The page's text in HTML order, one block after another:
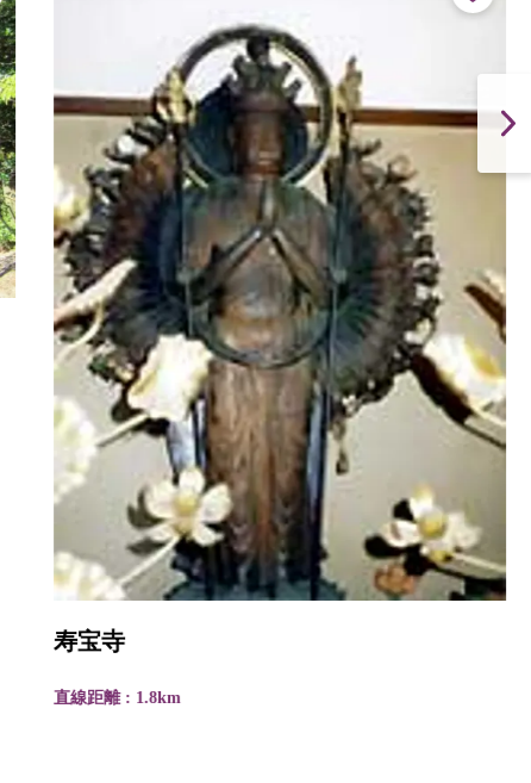
寿宝寺
直線距離 : 1.8km